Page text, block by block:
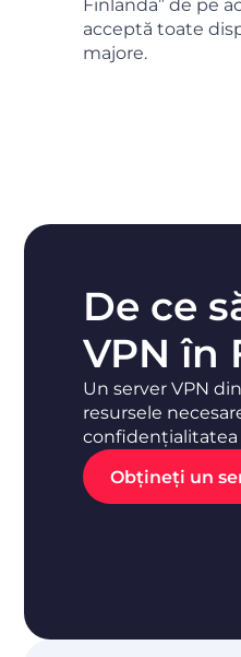
Finlanda” de pe
acceptă toate
majore.
De ce
VPN în
Un server VPN
resursele
confidențialitatea
Obțineți un